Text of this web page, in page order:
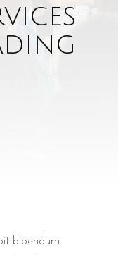
bibendum.